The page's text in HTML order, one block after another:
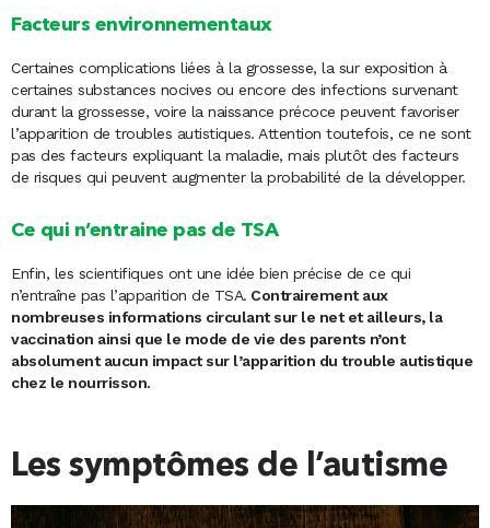
Facteurs environnementaux
Certaines complications liées à la grossesse, la sur exposition à
certaines substances nocives ou encore des infections survenant
durant la grossesse, voire la naissance précoce peuvent favoriser
l’apparition de troubles autistiques. Attention toutefois, ce ne sont
pas des facteurs expliquant la maladie, mais plutôt des facteurs
de risques qui peuvent augmenter la probabilité de la développer.
Ce qui n’entraine pas de TSA
Enfin, les scientifiques ont une idée bien précise de ce qui
n’entraîne pas l’apparition de TSA. Contrairement aux
nombreuses informations circulant sur le net et ailleurs, la
vaccination ainsi que le mode de vie des parents n’ont
absolument aucun impact sur l’apparition du trouble autistique
chez le nourrisson.
Les symptômes de l’autisme